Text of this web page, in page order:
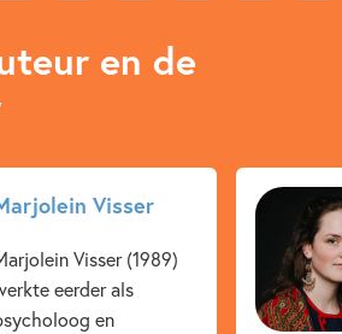
en de
Visser
Visser (1989)
eerder als
en